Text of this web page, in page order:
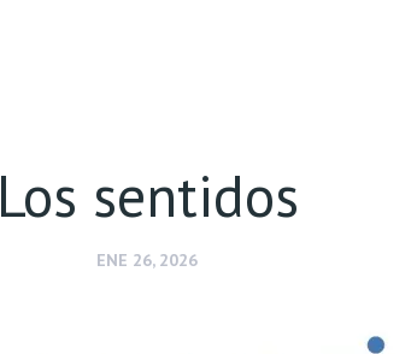
Los sentidos
ENE 26, 2026